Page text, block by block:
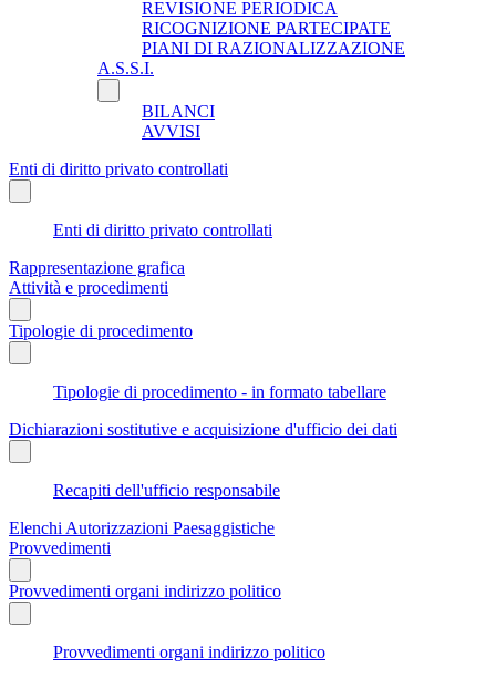
REVISIONE PERIODICA
RICOGNIZIONE PARTECIPATE
PIANI DI RAZIONALIZZAZIONE
A.S.S.I.
BILANCI
AVVISI
Enti di diritto privato controllati
Enti di diritto privato controllati
Rappresentazione grafica
Attività e procedimenti
Tipologie di procedimento
Tipologie di procedimento - in formato tabellare
Dichiarazioni sostitutive e acquisizione d'ufficio dei dati
Recapiti dell'ufficio responsabile
Elenchi Autorizzazioni Paesaggistiche
Provvedimenti
Provvedimenti organi indirizzo politico
Provvedimenti organi indirizzo politico